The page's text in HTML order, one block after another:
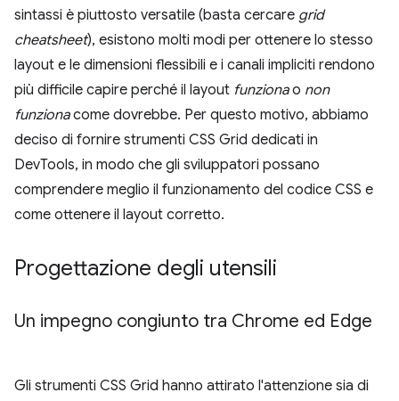
sintassi è piuttosto versatile (basta cercare grid
cheatsheet), esistono molti modi per ottenere lo stesso
layout e le dimensioni flessibili e i canali impliciti rendono
più difficile capire perché il layout funzionao non
funzionacome dovrebbe. Per questo motivo, abbiamo
deciso di fornire strumenti CSS Grid dedicati in
DevTools, in modo che gli sviluppatori possano
comprendere meglio il funzionamento del codice CSS e
come ottenere il layout corretto.
Progettazione degli utensili
Un impegno congiunto tra Chrome ed Edge
Gli strumenti CSS Grid hanno attirato l'attenzione sia di